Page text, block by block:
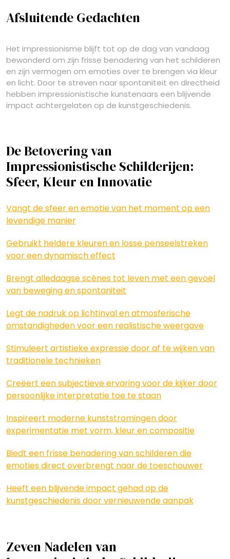
Afsluitende Gedachten
Het impressionisme blijft tot op de dag van vandaag
bewonderd om zijn frisse benadering van het schilderen
en zijn vermogen om emoties over te brengen via kleur
en licht. Door te streven naar spontaniteit en directheid
hebben impressionistische kunstenaars een blijvende
impact achtergelaten op de kunstgeschiedenis.
De Betovering van
Impressionistische Schilderijen:
Sfeer, Kleur en Innovatie
Vangt de sfeer en emotie van het moment op een
levendige manier
Gebruikt heldere kleuren en losse penseelstreken
voor een dynamisch effect
Brengt alledaagse scènes tot leven met een gevoel
van beweging en spontaniteit
Legt de nadruk op lichtinval en atmosferische
omstandigheden voor een realistische weergave
Stimuleert artistieke expressie door af te wijken van
traditionele technieken
Creëert een subjectieve ervaring voor de kijker door
persoonlijke interpretatie toe te staan
Inspireert moderne kunststromingen door
experimentatie met vorm, kleur en compositie
Biedt een frisse benadering van schilderen die
emoties direct overbrengt naar de toeschouwer
Heeft een blijvende impact gehad op de
kunstgeschiedenis door vernieuwende aanpak
Zeven Nadelen van